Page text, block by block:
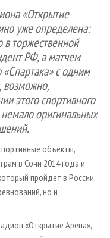
«Открытие
уже определена:
в торжественной
РФ, а матчем
«Спартака» с одним
возможно,
этого спортивного
оригинальных
объекты,
в Сочи 2014 года и
пройдет в России,
но и
«Открытие Арена»,